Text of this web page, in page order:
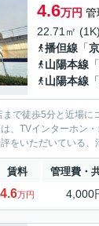
4.6万円 管
22.71㎡
播但線 「
山陽本線 「
山陽本線 「
まで徒歩5分と近場
、TVインターホン
をいただいている
賃料 管理費・
4.6万円 4,000